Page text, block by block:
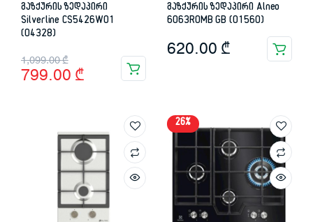
გაზქურის ზედაპირი
Silverline CS5426W01
(04328)
1,099.00₾
Original
price
1,099.00 ₾.
799.00 ₾
Current
price
799.00 ₾.
გაზქურის ზედაპირი Alneo
6063ROMB GB (01560)
620.00 ₾
26%